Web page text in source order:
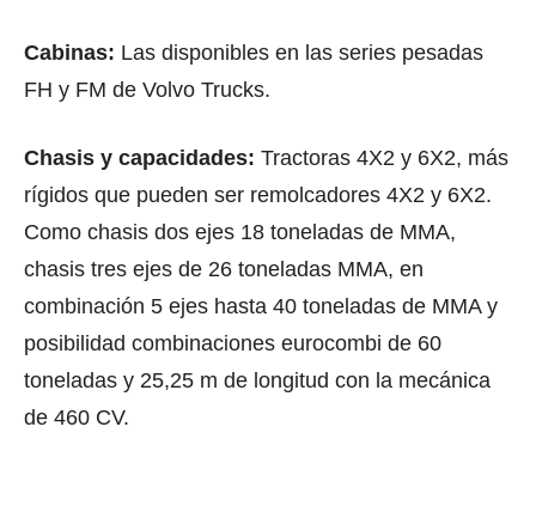
Cabinas: Las disponibles en las series pesadas
FH y FM de Volvo Trucks.
Chasis y capacidades: Tractoras 4X2 y 6X2, más
rígidos que pueden ser remolcadores 4X2 y 6X2.
Como chasis dos ejes 18 toneladas de MMA,
chasis tres ejes de 26 toneladas MMA, en
combinación 5 ejes hasta 40 toneladas de MMA y
posibilidad combinaciones eurocombi de 60
toneladas y 25,25 m de longitud con la mecánica
de 460 CV.